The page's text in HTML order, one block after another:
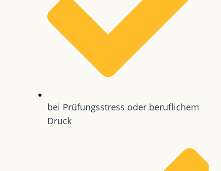
bei Prüfungsstress oder beruflichem
Druck